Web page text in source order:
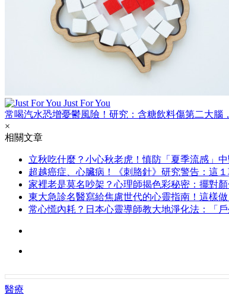
Just For You
常喝汽水恐增憂鬱風險！研究：含糖飲料傷第二大腦
×
相關文章
立秋吃什麼？小心秋老虎！慎防「夏季流感」
超越癌症、心臟病！《刺胳針》研究警告：這
家裡老是莫名吵架？心理師揭色彩秘密：擺對顏
東大急診名醫寫給焦慮世代的心靈指南！這樣
常心慌內耗？日本心靈導師教大地淨化法：「
醫療